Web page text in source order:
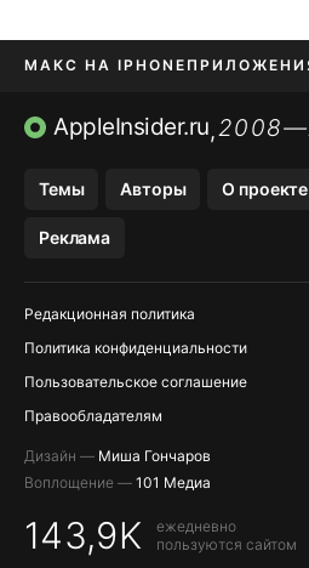
МАКС НА IPHONE ПРИЛОЖЕНИЯ
TIKTOK НА IPHONEПРИЛОЖЕНИЯ
AppleInsider.ru,
Темы Авторы О проекте
Реклама
Редакционная политика
Политика конфиденциальности
Пользовательское соглашение
Правообладателям
Дизайн — Миша Гончаров
Воплощение — 101 Медиа
143,9K
ежедневно
пользуются сайтом